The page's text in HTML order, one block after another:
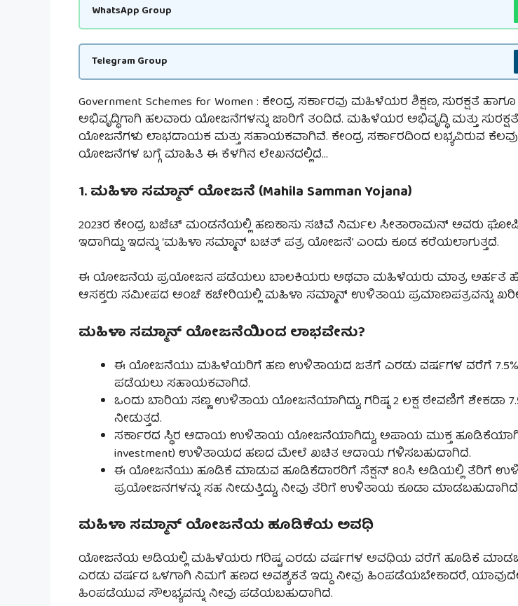
WhatsApp Group
Telegram Group
Government Schemes for Women : ಕೇಂದ್ರ ಸರ್ಕಾರವು ಮಹಿಳೆಯರ ಶಿಕ್ಷಣ, ಸುರಕ್ಷತೆ
ಅಭಿವೃದ್ಧಿಗಾಗಿ ಹಲವಾರು ಯೋಜನೆಗಳನ್ನು ಜಾರಿಗೆ ತಂದಿದೆ. ಮಹಿಳೆಯರ ಅಭಿವೃದ್ಧಿ ಮತ್ತು
ಯೋಜನೆಗಳು ಲಾಭದಾಯಕ ಮತ್ತು ಸಹಾಯಕವಾಗಿವೆ. ಕೇಂದ್ರ ಸರ್ಕಾರದಿಂದ ಲಭ್ಯವಿರುವ
ಯೋಜನೆಗಳ ಬಗ್ಗೆ ಮಾಹಿತಿ ಈ ಕೆಳಗಿನ ಲೇಖನದಲ್ಲಿದೆ…
1. ಮಹಿಳಾ ಸಮ್ಮಾನ್ ಯೋಜನೆ (Mahila Samman Yojana)
2023ರ ಕೇಂದ್ರ ಬಜೆಟ್ ಮಂಡನೆಯಲ್ಲಿ ಹಣಕಾಸು ಸಚಿವೆ ನಿರ್ಮಲ ಸೀತಾರಾಮನ್ ಅವರು
ಇದಾಗಿದ್ದು ಇದನ್ನು ‘ಮಹಿಳಾ ಸಮ್ಮಾನ್ ಬಚತ್ ಪತ್ರ ಯೋಜನೆ’ ಎಂದು ಕೂಡ ಕರೆಯಲಾಗುತ್ತದೆ.
ಈ ಯೋಜನೆಯ ಪ್ರಯೋಜನ ಪಡೆಯಲು ಬಾಲಕಿಯರು ಅಥವಾ ಮಹಿಳೆಯರು ಮಾತ್ರ ಅರ್ಹತೆ
ಆಸಕ್ತರು ಸಮೀಪದ ಅಂಚೆ ಕಚೇರಿಯಲ್ಲಿ ಮಹಿಳಾ ಸಮ್ಮಾನ್ ಉಳಿತಾಯ ಪ್ರಮಾಣಪತ್ರವನ್ನು
ಮಹಿಳಾ ಸಮ್ಮಾನ್ ಯೋಜನೆಯಿಂದ ಲಾಭವೇನು?
ಈ ಯೋಜನೆಯು ಮಹಿಳೆಯರಿಗೆ ಹಣ ಉಳಿತಾಯದ ಜತೆಗೆ ಎರಡು ವರ್ಷಗಳ ವರೆಗೆ 7.5%
ಪಡೆಯಲು ಸಹಾಯಕವಾಗಿದೆ.
ಒಂದು ಬಾರಿಯ ಸಣ್ಣ ಉಳಿತಾಯ ಯೋಜನೆಯಾಗಿದ್ದು, ಗರಿಷ್ಠ 2 ಲಕ್ಷ ಠೇವಣಿಗೆ ಶೇಕಡಾ
ನೀಡುತ್ತದೆ.
ಸರ್ಕಾರದ ಸ್ಥಿರ ಆದಾಯ ಉಳಿತಾಯ ಯೋಜನೆಯಾಗಿದ್ದು, ಅಪಾಯ ಮುಕ್ತ
investment) ಉಳಿತಾಯದ ಹಣದ ಮೇಲೆ ಖಚಿತ ಆದಾಯ ಗಳಿಸಬಹುದಾಗಿದೆ.
ಈ ಯೋಜನೆಯು ಹೂಡಿಕೆ ಮಾಡುವ ಹೂಡಿಕೆದಾರರಿಗೆ ಸೆಕ್ಷನ್ 80ಸಿ ಅಡಿಯಲ್ಲಿ ತೆರಿಗೆ
ಪ್ರಯೋಜನಗಳನ್ನು ಸಹ ನೀಡುತ್ತಿದ್ದು, ನೀವು ತೆರಿಗೆ ಉಳಿತಾಯ ಕೂಡಾ
ಮಹಿಳಾ ಸಮ್ಮಾನ್ ಯೋಜನೆಯ ಹೂಡಿಕೆಯ ಅವಧಿ
ಯೋಜನೆಯ ಅಡಿಯಲ್ಲಿ ಮಹಿಳೆಯರು ಗರಿಷ್ಟ ಎರಡು ವರ್ಷಗಳ ಅವಧಿಯ ವರೆಗೆ ಹೂಡಿಕೆ
ಎರಡು ವರ್ಷದ ಒಳಗಾಗಿ ನಿಮಗೆ ಹಣದ ಅವಶ್ಯಕತೆ ಇದ್ದು ನೀವು ಹಿಂಪಡೆಯಬೇಕಾದರೆ, ಯಾವುದೇ
ಹಿಂಪಡೆಯುವ ಸೌಲಭ್ಯವನ್ನು ನೀವು ಪಡೆಯಬಹುದಾಗಿದೆ.